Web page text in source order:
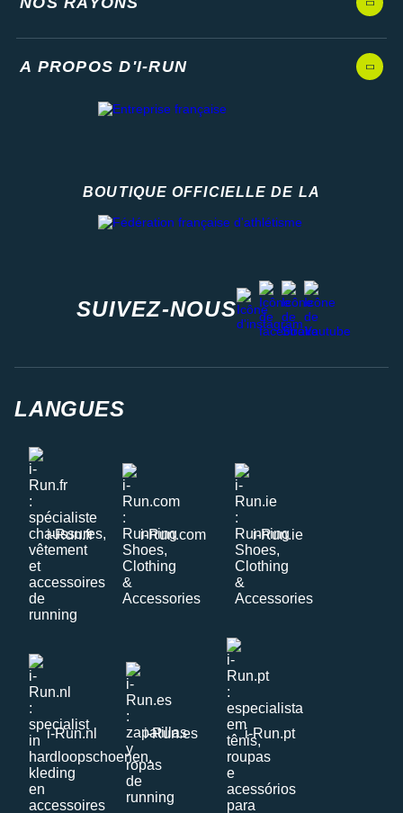
A PROPOS D'I-RUN
BOUTIQUE OFFICIELLE DE LA
SUIVEZ-NOUS
instagram
facebook
stravayoutube
LANGUES
i-Run.fr i-Run.com i-Run.ie
i-Run.nl i-Run.es i-Run.pt